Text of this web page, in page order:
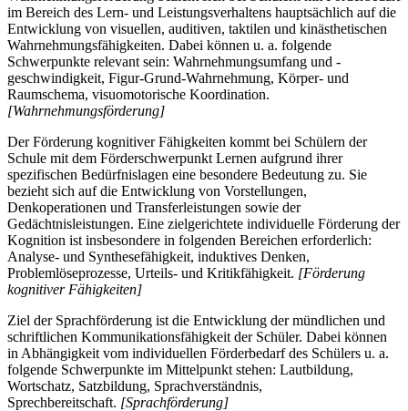
im Bereich des Lern- und Leistungsverhaltens hauptsächlich auf die
Entwicklung von visuellen, auditiven, taktilen und kinästhetischen
Wahrnehmungsfähigkeiten. Dabei können u. a. folgende
Schwerpunkte relevant sein: Wahrnehmungsumfang und -
geschwindigkeit, Figur-Grund-Wahrnehmung, Körper- und
Raumschema, visuomotorische Koordination.
[Wahrnehmungsförderung]
Der Förderung kognitiver Fähigkeiten kommt bei Schülern der
Schule mit dem Förderschwerpunkt Lernen aufgrund ihrer
spezifischen Bedürfnislagen eine besondere Bedeutung zu. Sie
bezieht sich auf die Entwicklung von Vorstellungen,
Denkoperationen und Transferleistungen sowie der
Gedächtnisleistungen. Eine zielgerichtete individuelle Förderung der
Kognition ist insbesondere in folgenden Bereichen erforderlich:
Analyse- und Synthesefähigkeit, induktives Denken,
Problemlöseprozesse, Urteils- und Kritikfähigkeit. [Förderung
kognitiver Fähigkeiten]
Ziel der Sprachförderung ist die Entwicklung der mündlichen und
schriftlichen Kommunikationsfähigkeit der Schüler. Dabei können
in Abhängigkeit vom individuellen Förderbedarf des Schülers u. a.
folgende Schwerpunkte im Mittelpunkt stehen: Lautbildung,
Wortschatz, Satzbildung, Sprachverständnis,
Sprechbereitschaft. [Sprachförderung]